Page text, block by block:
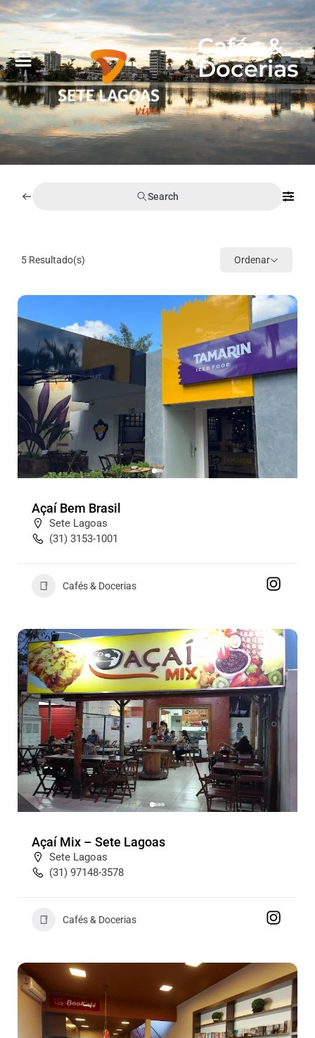
Cafés &
Docerias
Search
5 Resultado(s) Ordenar
Açaí Bem Brasil
Sete Lagoas
(31) 3153-1001
Cafés & Docerias
Açaí Mix – Sete Lagoas
Sete Lagoas
(31) 97148-3578
Cafés & Docerias